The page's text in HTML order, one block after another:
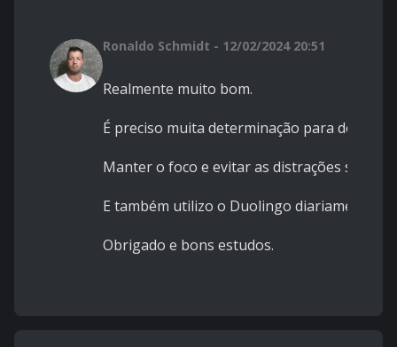
Ronaldo Schmidt - 12/02/2024 20:51
Realmente muito bom.
É preciso muita determinação para
Manter o foco e evitar as distrações são
E também utilizo o Duolingo diariamente.
Obrigado e bons estudos.